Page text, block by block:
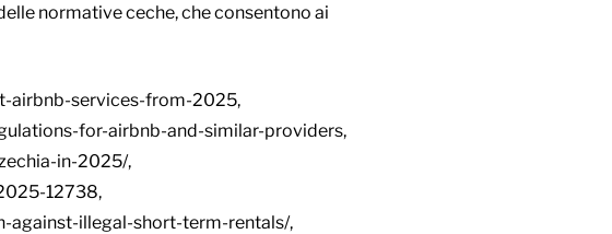
normative ceche, che consentono ai
airbnb-services-from-2025,
for-airbnb-and-similar-providers,
in-2025/,
12738,
against-illegal-short-term-rentals/,